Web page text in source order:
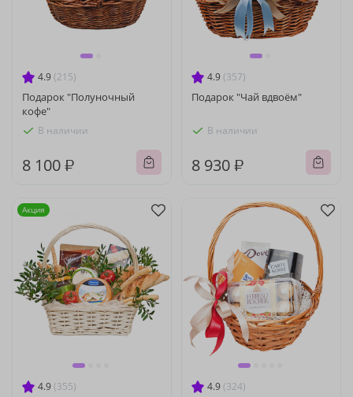
4.9 (215)
Подарок "Полуночный
кофе"
В наличии
8 100 ₽
4.9 (357)
Подарок "Чай вдвоём"
В наличии
8 930 ₽
4.9 (355)
Акция
4.9 (324)